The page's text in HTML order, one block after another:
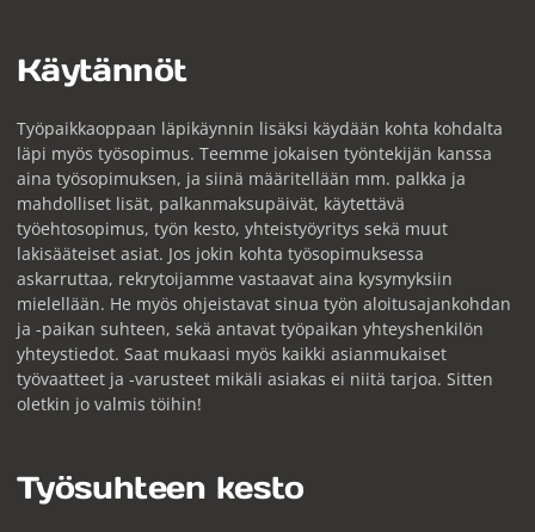
Käytännöt
Työpaikkaoppaan läpikäynnin lisäksi käydään kohta kohdalta
läpi myös työsopimus. Teemme jokaisen työntekijän kanssa
aina työsopimuksen, ja siinä määritellään mm. palkka ja
mahdolliset lisät, palkanmaksupäivät, käytettävä
työehtosopimus, työn kesto, yhteistyöyritys sekä muut
lakisääteiset asiat. Jos jokin kohta työsopimuksessa
askarruttaa, rekrytoijamme vastaavat aina kysymyksiin
mielellään. He myös ohjeistavat sinua työn aloitusajankohdan
ja -paikan suhteen, sekä antavat työpaikan yhteyshenkilön
yhteystiedot. Saat mukaasi myös kaikki asianmukaiset
työvaatteet ja -varusteet mikäli asiakas ei niitä tarjoa. Sitten
oletkin jo valmis töihin!
Työsuhteen kesto